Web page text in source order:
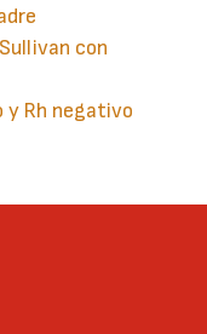
con
y Rh negativo